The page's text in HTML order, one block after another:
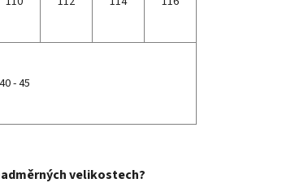
40 - 45
velikostech?